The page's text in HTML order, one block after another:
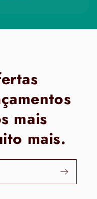
mais
mais.